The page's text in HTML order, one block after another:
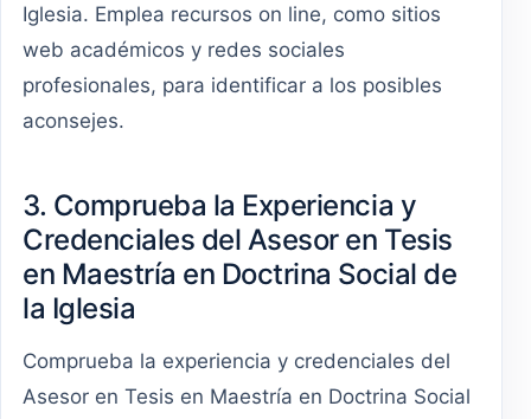
Iglesia. Emplea recursos on line, como sitios
web académicos y redes sociales
profesionales, para identificar a los posibles
aconsejes.
3. Comprueba la Experiencia y
Credenciales del Asesor en Tesis
en Maestría en Doctrina Social de
la Iglesia
Comprueba la experiencia y credenciales del
Asesor en Tesis en Maestría en Doctrina Social